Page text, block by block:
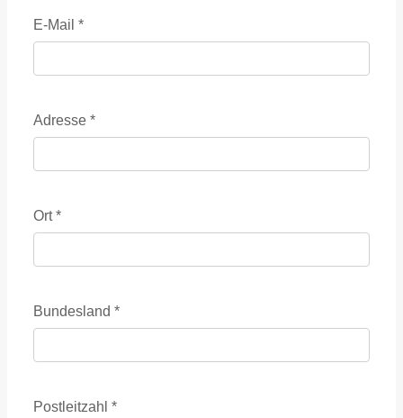
E-Mail *
Adresse *
Ort*
Bundesland *
Postleitzahl *